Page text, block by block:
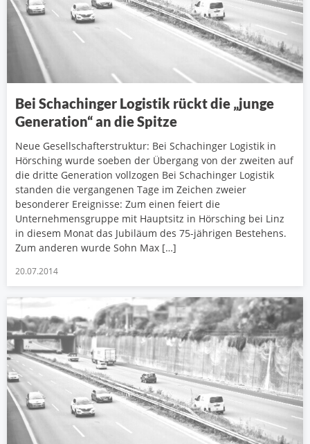
Bei Schachinger Logistik rückt die „junge
Generation“ an die Spitze
Neue Gesellschafterstruktur: Bei Schachinger Logistik in
Hörsching wurde soeben der Übergang von der zweiten auf
die dritte Generation vollzogen Bei Schachinger Logistik
standen die vergangenen Tage im Zeichen zweier
besonderer Ereignisse: Zum einen feiert die
Unternehmensgruppe mit Hauptsitz in Hörsching bei Linz
in diesem Monat das Jubiläum des 75-jährigen Bestehens.
Zum anderen wurde Sohn Max […]
20.07.2014